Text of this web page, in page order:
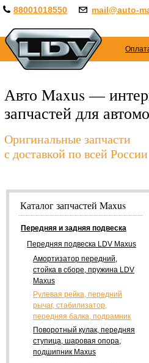
88001018550 mail@auto-
Авто Maxus —
запчастей для
Оригинальные запчасти
с доставкой по всей России
Каталог запчастей Maxus
Передняя и задняя подвеска
Передняя подвеска LDV Maxus
Амортизатор передний,
стойка в сборе, пружина LDV
Maxus
Рулевая рейка, передний
рычаг, стабилизатор,
передняя балка, подрамник
Поворотный кулак, передняя
ступица, шаровая опора,
подшипник Maxus